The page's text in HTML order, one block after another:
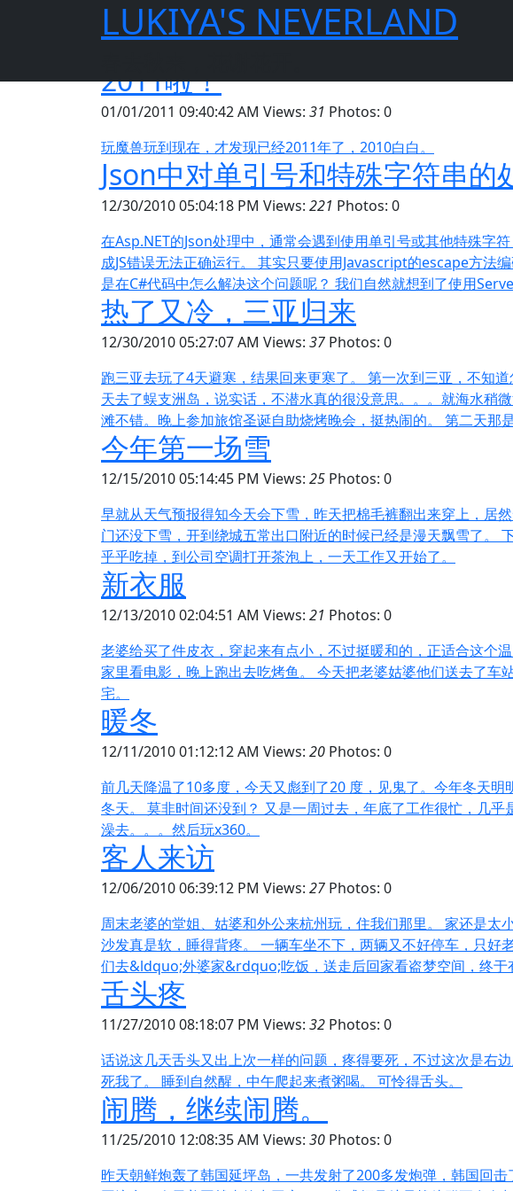
LUKIYA'S NEVERLAND
首页 日志 2010年
2011啦！
01/01/2011 09:40:42 AM Views: 31 Photos: 0
玩魔兽玩到现在，才发现已经2011年了，2010白白。
Json中对单引号和特殊字符串的
12/30/2010 05:04:18 PM Views: 221 Photos: 0
在Asp.NET的Json处理中，通常会遇到使用单引号或其他特殊字
成JS错误无法正确运行。 其实只要使用Javascript的escape方法
是在C#代码中怎么解决这个问题呢？ 我们自然就想到了使用
热了又冷，三亚归来
12/30/2010 05:27:07 AM Views: 37 Photos: 0
跑三亚去玩了4天避寒，结果回来更寒了。 第一次到三亚，不知
天去了蜈支洲岛，说实话，不潜水真的很没意思。。。就海水稍
滩不错。晚上参加旅馆圣诞自助烧烤晚会，挺热闹的。 第二天那
今年第一场雪
12/15/2010 05:14:45 PM Views: 25 Photos: 0
早就从天气预报得知今天会下雪，昨天把棉毛裤翻出来穿上，居
门还没下雪，开到绕城五常出口附近的时候已经是漫天飘雪了。
乎乎吃掉，到公司空调打开茶泡上，一天工作又开始了。
新衣服
12/13/2010 02:04:51 AM Views: 21 Photos: 0
老婆给买了件皮衣，穿起来有点小，不过挺暖和的，正适合这个
家里看电影，晚上跑出去吃烤鱼。 今天把老婆姑婆他们送去了车
宅。
暖冬
12/11/2010 01:12:12 AM Views: 20 Photos: 0
前几天降温了10多度，今天又彪到了20 度，见鬼了。今年冬天
冬天。 莫非时间还没到？ 又是一周过去，年底了工作很忙，几
澡去。。。然后玩x360。
客人来访
12/06/2010 06:39:12 PM Views: 27 Photos: 0
周末老婆的堂姐、姑婆和外公来杭州玩，住我们那里。 家还是太
沙发真是软，睡得背疼。 一辆车坐不下，两辆又不好停车，只好
们去&ldquo;外婆家&rdquo;吃饭，送走后回家看盗梦空间，终于
舌头疼
11/27/2010 08:18:07 PM Views: 32 Photos: 0
话说这几天舌头又出上次一样的问题，疼得要死，不过这次是右
死我了。 睡到自然醒，中午爬起来煮粥喝。 可怜得舌头。
闹腾，继续闹腾。
11/25/2010 12:08:35 AM Views: 30 Photos: 0
昨天朝鲜炮轰了韩国延坪岛，一共发射了200多发炮弹，韩国回